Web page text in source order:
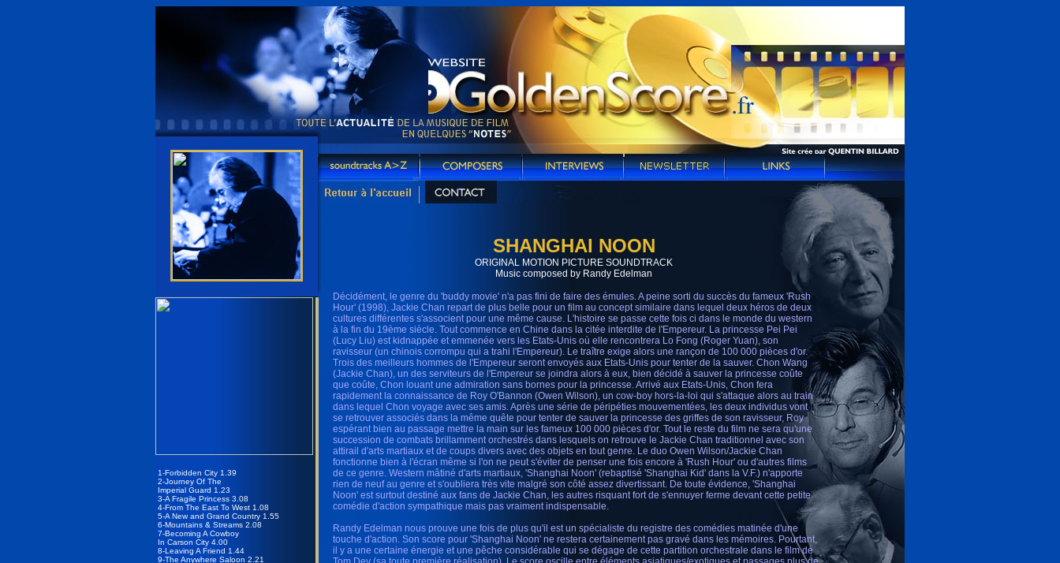
1-Forbidden City 1.39
2-Journey Of The
Imperial Guard 1.23
3-A Fragile Princess 3.08
4-From The East To West 1.08
5-A New and Grand Country 1.55
6-Mountains & Streams 2.08
7-Becoming A Cowboy
In Carson City 4.00
8-Leaving A Friend 1.44
9-The Anywhere Saloon 2.21
SHANGHAI NOON
ORIGINAL MOTION PICTURE SOUNDTRACK
Music composed by Randy Edelman
Décidément, le genre du 'buddy movie' n'a pas fini de faire des émules. A peine sorti du succès du fameux 'Rush
Hour' (1998), Jackie Chan repart de plus belle pour un film au concept similaire dans lequel deux héros de deux
cultures différentes s'associent pour une même cause. L'histoire se passe cette fois ci dans le monde du western
à la fin du 19ème siècle. Tout commence en Chine dans la citée interdite de l'Empereur. La princesse Pei Pei
(Lucy Liu) est kidnappée et emmenée vers les Etats-Unis où elle rencontrera Lo Fong (Roger Yuan), son
ravisseur (un chinois corrompu qui a trahi l'Empereur). Le traître exige alors une rançon de 100 000 pièces d'or.
Trois des meilleurs hommes de l'Empereur seront envoyés aux Etats-Unis pour tenter de la sauver. Chon Wang
(Jackie Chan), un des serviteurs de l'Empereur se joindra alors à eux, bien décidé à sauver la princesse coûte
que coûte, Chon louant une admiration sans bornes pour la princesse. Arrivé aux Etats-Unis, Chon fera
rapidement la connaissance de Roy O'Bannon (Owen Wilson), un cow-boy hors-la-loi qui s'attaque alors au train
dans lequel Chon voyage avec ses amis. Après une série de péripéties mouvementées, les deux individus vont
se retrouver associés dans la même quête pour tenter de sauver la princesse des griffes de son ravisseur, Roy
espérant bien au passage mettre la main sur les fameux 100 000 pièces d'or. Tout le reste du film ne sera qu'une
succession de combats brillamment orchestrés dans lesquels on retrouve le Jackie Chan traditionnel avec son
attirail d'arts martiaux et de coups divers avec des objets en tout genre. Le duo Owen Wilson/Jackie Chan
fonctionne bien à l'écran même si l'on ne peut s'éviter de penser une fois encore à 'Rush Hour' ou d'autres films
de ce genre. Western mâtiné d'arts martiaux, 'Shanghai Noon' (rebaptisé 'Shanghai Kid' dans la V.F.) n'apporte
rien de neuf au genre et s'oubliera très vite malgré son côté assez divertissant. De toute évidence, 'Shanghai
Noon' est surtout destiné aux fans de Jackie Chan, les autres risquant fort de s'ennuyer ferme devant cette petite
comédie d'action sympathique mais pas vraiment indispensable.
Randy Edelman nous prouve une fois de plus qu'il est un spécialiste du registre des comédies matinée d'une
touche d'action. Son score pour 'Shanghai Noon' ne restera certainement pas gravé dans les mémoires. Pourtant,
il y a une certaine énergie et une pêche considérable qui se dégage de cette partition orchestrale dans le film de